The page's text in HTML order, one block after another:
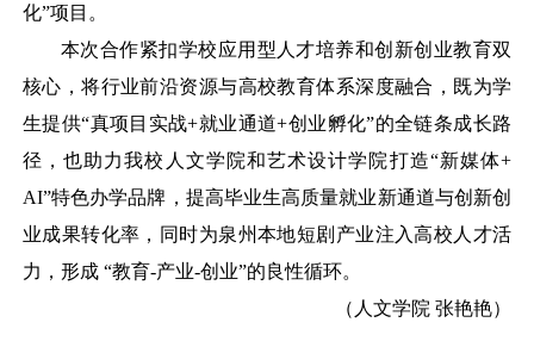
化”项目。
本次合作紧扣学校应用型人才培养和创新创业教育双
核心，将行业前沿资源与高校教育体系深度融合，既为学
生提供“真项目实战+就业通道+创业孵化”的全链条成长路
径，也助力我校人文学院和艺术设计学院打造“新媒体+
AI”特色办学品牌，提高毕业生高质量就业新通道与创新创
业成果转化率，同时为泉州本地短剧产业注入高校人才活
力，形成 “教育-产业-创业”的良性循环。
（ 人文学院 张艳艳）